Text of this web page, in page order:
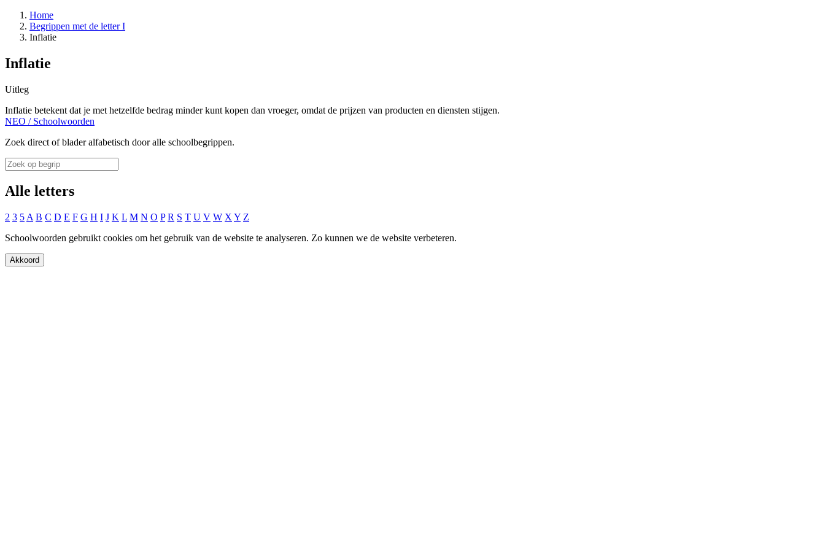
Home
Begrippen met de letter I
Inflatie
Inflatie
Uitleg
Inflatie betekent dat je met hetzelfde bedrag minder kunt kopen dan vroeger, omdat de prijzen van producten en diensten stijgen.
NEO / Schoolwoorden
Zoek direct of blader alfabetisch door alle schoolbegrippen.
Alle letters
2 3 5 A B C D E F G H I J K L M N O P R S T U V W X Y Z
Schoolwoorden gebruikt cookies om het gebruik van de website te analyseren. Zo kunnen we de website verbeteren.
Akkoord